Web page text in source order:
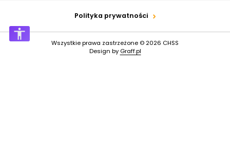
Polityka prywatności
Wszystkie prawa zastrzeżone © 2026 CHSS
Design by Graff.pl